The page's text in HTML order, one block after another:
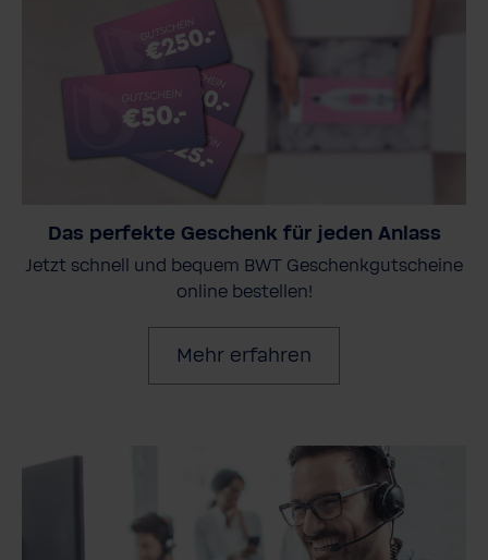
Das perfekte Geschenk für jeden Anlass
Jetzt schnell und bequem BWT Geschenkgutscheine
online bestellen!
Mehr erfahren